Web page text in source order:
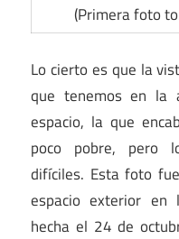
(Primera foto
Lo cierto es que la
que tenemos en la
espacio, la que
poco pobre, pero
difíciles. Esta foto
espacio exterior en
hecha el 24 de